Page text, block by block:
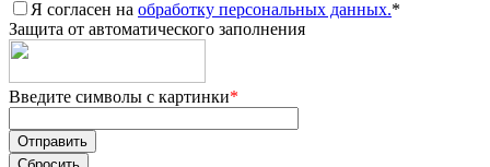
Я согласен на обработку персональных данных.*
Защита от автоматического заполнения
Введите символы с картинки*